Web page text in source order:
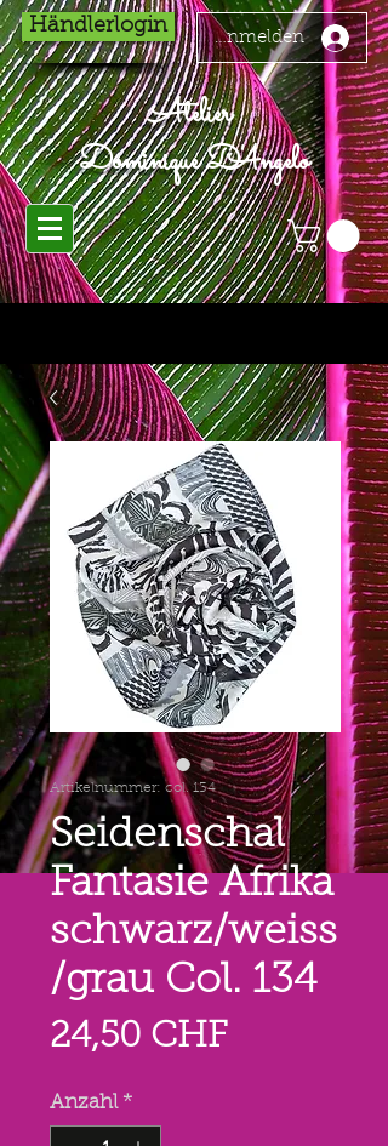
Händlerlogin
Anmelden
Atelier
Dominique D'Angelo
Artikelnummer: col. 134
Seidenschal
Fantasie Afrika
schwarz/weiss
/grau Col. 134
24,50 CHFPreis
Anzahl *